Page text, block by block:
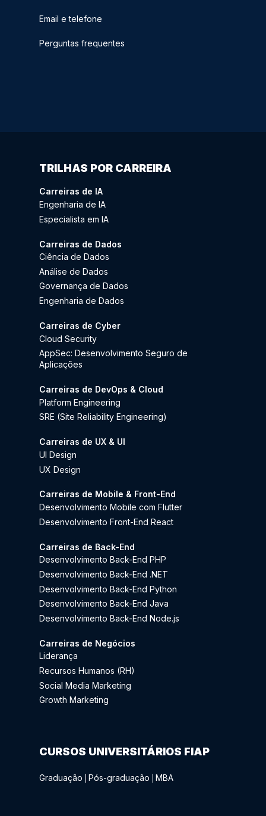
Email e telefone
Perguntas frequentes
TRILHAS POR CARREIRA
Carreiras de IA
Engenharia de IA
Especialista em IA
Carreiras de Dados
Ciência de Dados
Análise de Dados
Governança de Dados
Engenharia de Dados
Carreiras de Cyber
Cloud Security
AppSec: Desenvolvimento Seguro de
Aplicações
Carreiras de DevOps & Cloud
Platform Engineering
SRE (Site Reliability Engineering)
Carreiras de UX & UI
UI Design
UX Design
Carreiras de Mobile & Front-End
Desenvolvimento Mobile com Flutter
Desenvolvimento Front-End React
Carreiras de Back-End
Desenvolvimento Back-End PHP
Desenvolvimento Back-End .NET
Desenvolvimento Back-End Python
Desenvolvimento Back-End Java
Desenvolvimento Back-End Node.js
Carreiras de Negócios
Liderança
Recursos Humanos (RH)
Social Media Marketing
Growth Marketing
CURSOS UNIVERSITÁRIOS FIAP
Graduação Pós-graduação MBA